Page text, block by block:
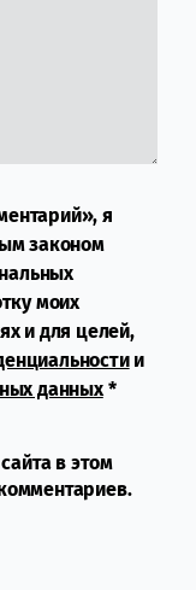
я
законом
моих
и для целей,
и
данных*
в этом